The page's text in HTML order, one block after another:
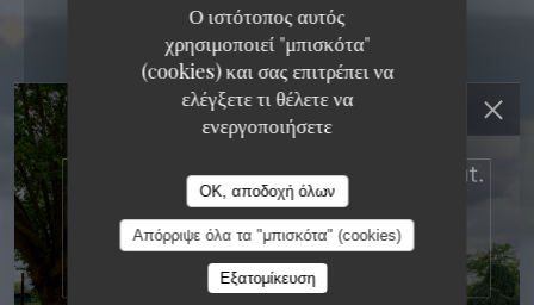
Ο ιστότοπος αυτός
χρησιμοποιεί "μπισκότα"
(cookies) και σας επιτρέπει να
ελέγξετε τι θέλετε να
ενεργοποιήσετε
OK, αποδοχή όλων
Απόρριψε όλα τα "μπισκότα" (cookies)
Εξατομίκευση
RESTAURANT MAISON
FOURNAISE
ΠΑΡΑΔΟΣΙΑΚΌ ΓΑΛΛΙΚΌ ΕΣΤΙΑΤΌΡΙΟ
BAC - ILE DES IMPRESSIONNISTES 78400
CHATOU
RESTAURANT MAISON FOURNAISE